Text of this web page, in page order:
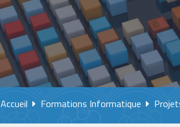
Accueil Formations Informatique